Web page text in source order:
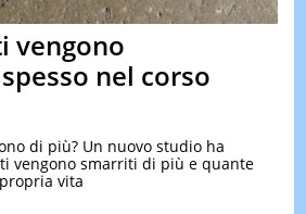
&
TEST
vengono
nel corso
di più? Un nuovo studio ha
vengono smarriti di più e quante
vita